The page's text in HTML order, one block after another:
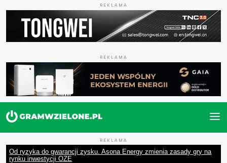
REKLAMA
REKLAMA
REKLAMA
Od ryzyka do gwarancji zysku. Asona Energy zmienia zasady gry na
rynku inwestycji OZE